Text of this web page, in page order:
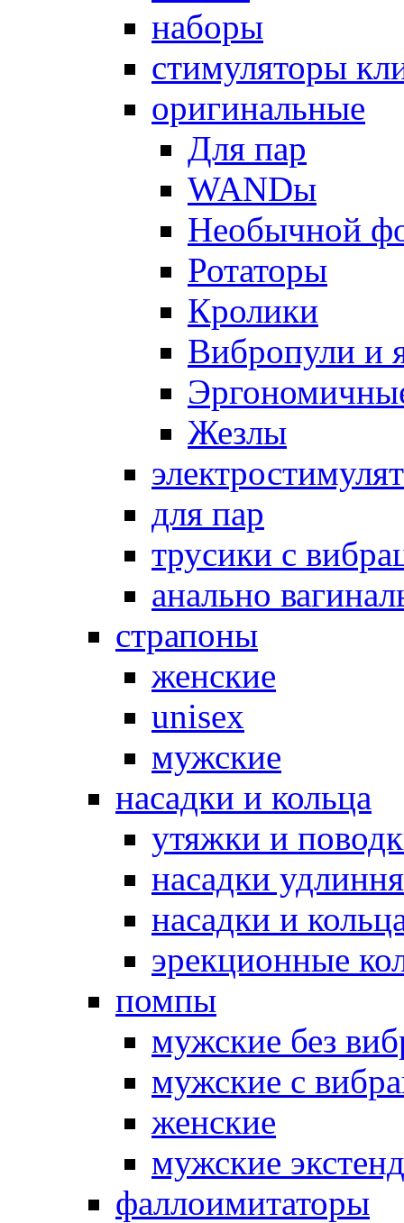
наборы
стимуляторы
оригинальные
Для пар
WANDы
Необычной
Ротаторы
Кролики
Вибропули и
Жезлы
для пар
трусики с
анально
страпоны
женские
unisex
мужские
насадки и кольца
утяжки и
насадки
насадки и
эрекционные
помпы
мужские без
мужские с
женские
мужские
фаллоимитаторы